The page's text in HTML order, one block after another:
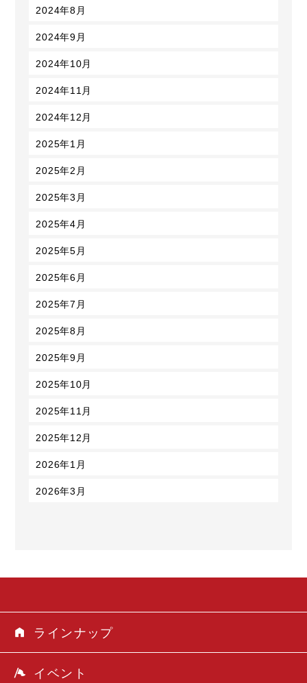
2024年8月
2024年9月
2024年10月
2024年11月
2024年12月
2025年1月
2025年2月
2025年3月
2025年4月
2025年5月
2025年6月
2025年7月
2025年8月
2025年9月
2025年10月
2025年11月
2025年12月
2026年1月
2026年3月
ラインナップ
イベント